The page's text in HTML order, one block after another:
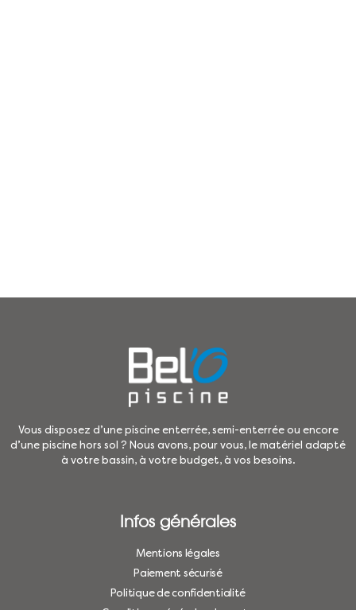
Vous disposez d’une piscine enterrée, semi-enterrée ou encore
d’une piscine hors sol ? Nous avons, pour vous, le matériel adapté
à votre bassin, à votre budget, à vos besoins.
Infos générales
Mentions légales
Paiement sécurisé
Politique de confidentialité